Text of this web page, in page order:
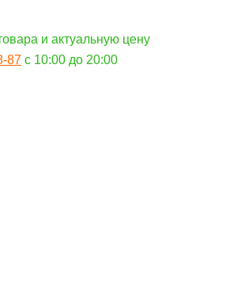
и актуальную цену
87 c 10:00 до 20:00